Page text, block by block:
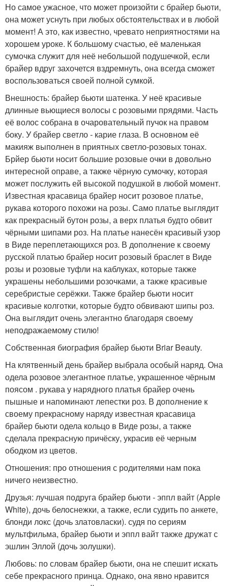
Но самое ужасное, что может произойти с брайер бьюти,
она может уснуть при любых обстоятельствах и в любой
момент! А это, как известно, чревато неприятностями на
хорошем уроке. К большому счастью, её маленькая
сумочка служит для неё небольшой подушечкой, если
брайер вдруг захочется вздремнуть, она всегда сможет
воспользоваться своей полной сумкой.
Внешность: брайер бьюти шатенка. У неё красивые
длинные вьющиеся волосы с розовыми прядями. Часть
её волос собрана в очаровательный пучок на правом
боку. У брайер светло - карие глаза. В основном её
макияж выполнен в приятных светло-розовых тонах.
Брйер бьюти носит большие розовые очки в довольно
интересной оправе, а также чёрную сумочку, которая
может послужить ей высокой подушкой в любой момент.
Известная красавица брайер носит розовое платье,
рукава которого похожи на розы. Само платье выглядит
как прекрасный бутон розы, а верх платья будто обвит
чёрными шипами роз. На платье нанесён красивый узор
в Виде переплетающихся роз. В дополнение к своему
русской платью брайер носит розовый браслет в Виде
розы и розовые туфли на каблуках, которые также
украшены небольшими розочками, а также красивые
серебристые серёжки. Также брайер бьюти носит
красивые колготки, которые будто обвивают шипы роз.
Она выглядит очень элегантно благодаря своему
неподражаемому стилю!
Собственная биография брайер бьюти Briar Beauty.
На клятвенный день брайер выбрала особый наряд. Она
одела розовое элегантное платье, украшенное чёрным
поясом . рукава у нарядного платья брайер очень
пышные и напоминают лепестки роз. В дополнение к
своему прекрасному наряду известная красавица
брайер бьюти одела кольцо в Виде розы, а также
сделала прекрасную причёску, украсив её черным
ободком из цветов.
Отношения: про отношения с родителями нам пока
ничего неизвестно.
Друзья: лучшая подруга брайер бьюти - эппл вайт (Apple
White), дочь белоснежки, а также, если судить по анкете,
блонди локс (дочь златовласки). судя по сериям
мультфильма, брайер бьюти и эппл вайт также дружат с
эшлин Эллой (дочь золушки).
Любовь: по словам брайер бьюти, она не спешит искать
себе прекрасного принца. Однако, она явно нравится